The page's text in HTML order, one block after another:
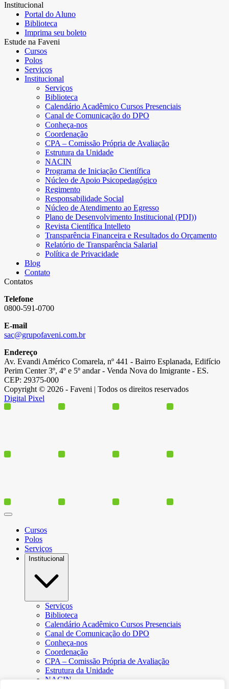
Institucional
Portal do Aluno
Biblioteca
Imprima seu boleto
Estude na Faveni
Cursos
Polos
Serviços
Institucional
Serviços
Biblioteca
Calendário Acadêmico Cursos Presenciais
Canal de Comunicação do DPO
Conheça-nos
Coordenação
CPA – Comissão Própria de Avaliação
Estrutura da Unidade
NACIN
Programa de Iniciação Científica
Núcleo de Apoio Psicopedagógico
Regimento
Responsabilidade Social
Núcleo de Atendimento ao Egresso
Plano de Desenvolvimento Institucional (PDI))
Revista Científica Intelleto
Transparência Financeira e Resultados do Orçamento
Relatório de Transparência Salarial
Política de Privacidade
Blog
Contato
Contatos
Telefone
0800-591-0700
E-mail
sac@grupofaveni.com.br
Endereço
Av. Evandi Américo Comarela, nº 441 - Bairro Esplanada, Edifício
Perim Center 3º, 4º e 5º andar - Venda Nova do Imigrante - ES.
CEP: 29375-000
Copyright © 2026 - Faveni | Todos os direitos reservados
Digital Pixel
Cursos
Polos
Serviços
Institucional
Serviços
Biblioteca
Calendário Acadêmico Cursos Presenciais
Canal de Comunicação do DPO
Conheça-nos
Coordenação
CPA – Comissão Própria de Avaliação
Estrutura da Unidade
NACIN